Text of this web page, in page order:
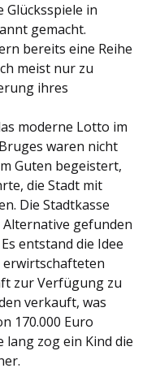
Glücksspiele in
gemacht.
bereits eine Reihe
meist nur zu
ihres
moderne Lotto im
waren nicht
Guten begeistert,
die Stadt mit
Die Stadtkasse
Alternative gefunden
entstand die Idee
erwirtschafteten
zur Verfügung zu
verkauft, was
170.000 Euro
zog ein Kind die